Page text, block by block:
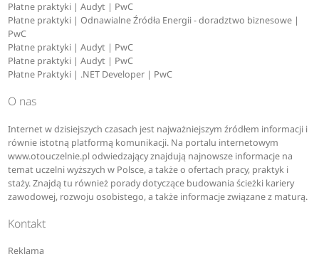
Płatne praktyki | Audyt | PwC
Płatne praktyki | Odnawialne Źródła Energii - doradztwo biznesowe |
PwC
Płatne praktyki | Audyt | PwC
Płatne praktyki | Audyt | PwC
Płatne Praktyki | .NET Developer | PwC
O nas
Internet w dzisiejszych czasach jest najważniejszym źródłem informacji i
równie istotną platformą komunikacji. Na portalu internetowym
www.otouczelnie.pl odwiedzający znajdują najnowsze informacje na
temat uczelni wyższych w Polsce, a także o ofertach pracy, praktyk i
staży. Znajdą tu również porady dotyczące budowania ścieżki kariery
zawodowej, rozwoju osobistego, a także informacje związane z maturą.
Kontakt
Reklama